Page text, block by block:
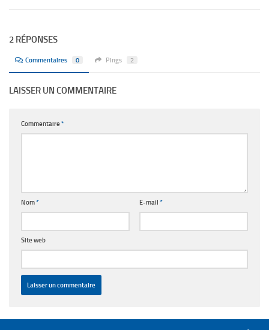
2 RÉPONSES
Commentaires 0 Pings 2
LAISSER UN COMMENTAIRE
Commentaire *
Nom* E-mail *
Site web